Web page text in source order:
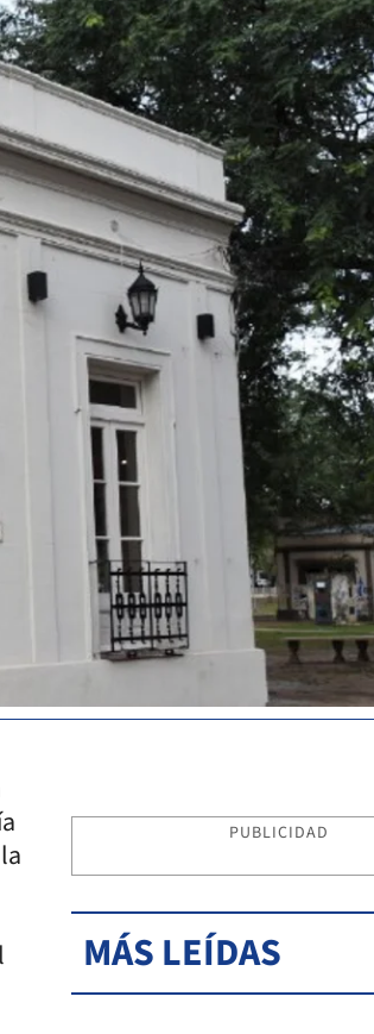
PUBLICIDAD
MÁS LEÍDAS